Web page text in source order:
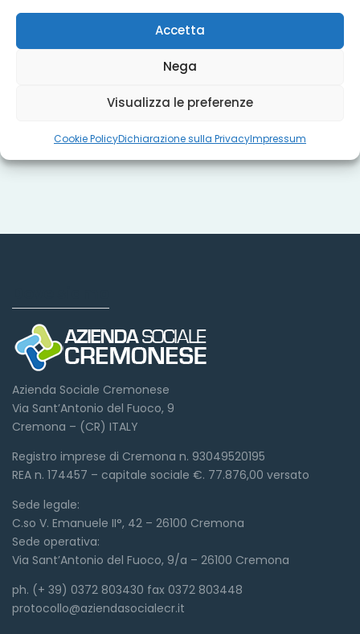
Accetta
Nega
Visualizza le preferenze
Cookie PolicyDichiarazione sulla PrivacyImpressum
Titoli sociali
Misure regionali
Azienda Sociale Cremonese
Via Sant’Antonio del Fuoco, 9
Cremona – (CR) ITALY
Registro imprese di Cremona n. 93049520195
REA n. 174457 – capitale sociale €. 77.876,00 versato
Sede legale:
C.so V. Emanuele II°, 42 – 26100 Cremona
Sede operativa:
Via Sant’Antonio del Fuoco, 9/a – 26100 Cremona
ph. (+ 39) 0372 803430 fax 0372 803448
protocollo@aziendasocialecr.it